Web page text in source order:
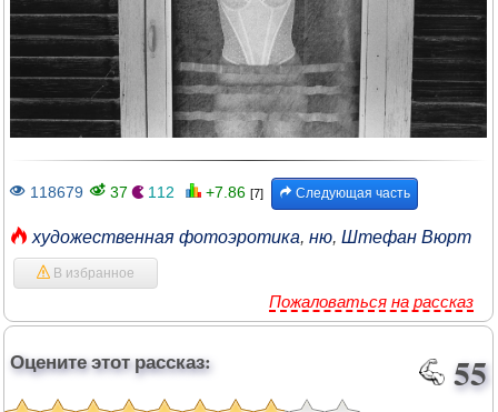
118679 37 112 +7.86 [7] Следующая часть
художественная фотоэротика, ню, Штефан Вюрт
В избранное
Пожаловаться на рассказ
Оцените этот рассказ: 55